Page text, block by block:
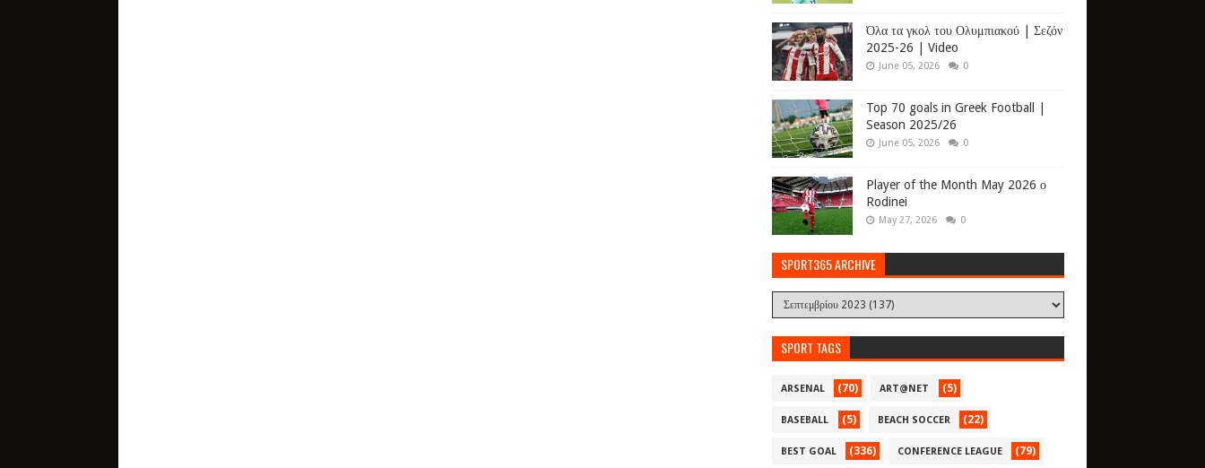
Όλα τα γκολ του Ολυμπιακού | Σεζόν
2025-26 | Video
June 05, 2026 0
Top 70 goals in Greek Football |
Season 2025/26
June 05, 2026 0
Player of the Month May 2026 ο
Rodinei
May 27, 2026 0
SPORT365 ARCHIVE
SPORT TAGS
ARSENAL (70) ART@NET (5)
BASEBALL (5) BEACH SOCCER (22)
BEST GOAL (336) CONFERENCE LEAGUE (79)